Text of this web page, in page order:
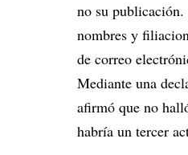
no su
nombres y
de correo
Mediante una
afirmó que no
habría un tercer